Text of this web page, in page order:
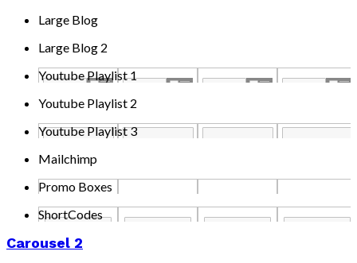
Large Blog
Large Blog 2
Youtube Playlist 1
Youtube Playlist 2
Youtube Playlist 3
Mailchimp
Promo Boxes
ShortCodes
Carousel 2